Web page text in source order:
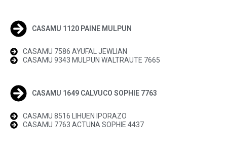
CASAMU 1120 PAINE MULPUN
CASAMU 7586 AYUFAL JEWLIAN
CASAMU 9343 MULPUN WALTRAUTE 7665
CASAMU 1649 CALVUCO SOPHIE 7763
CASAMU 8516 LIHUEN IPORAZO
CASAMU 7763 ACTUNA SOPHIE 4437